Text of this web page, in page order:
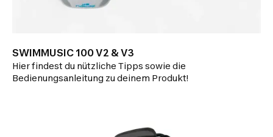
SWIMMUSIC 100 V2 & V3
Hier findest du nützliche Tipps sowie die
Bedienungsanleitung zu deinem Produkt!